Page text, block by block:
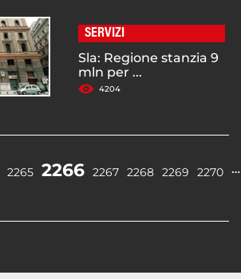
SERVIZI
Sla: Regione stanzia 9
mln per ...
4204
2265 2266 2267 2268 2269 2270 …